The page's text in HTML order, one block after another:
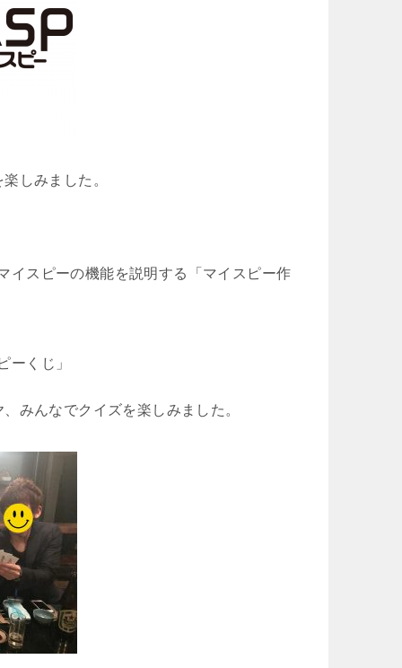
しみました。
イスピーの機能を説明する「マイスピー作
ーくじ」
みんなでクイズを楽しみました。